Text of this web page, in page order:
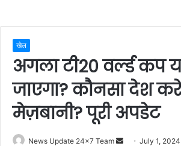
खेल
अगला टी20 वर्ल्ड कप
जाएगा? कौनसा देश
मेज़बानी? पूरी अपडेट
News Update 24x7 Team
Send July 1, 2024